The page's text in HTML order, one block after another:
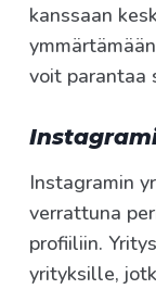
kanssaan
voit parantaa
Instagramin
verrattuna
profiiliin.
yrityksille,